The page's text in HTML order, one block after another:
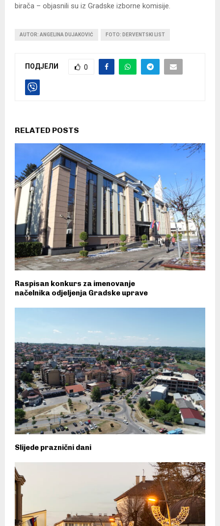
birača – objasnili su iz Gradske izborne komisije.
AUTOR: ANGELINA DUJAKOVIĆ FOTO: DERVENTSKI LIST
ПОДЈЕЛИ 0
RELATED POSTS
Raspisan konkurs za imenovanje
načelnika odjeljenja Gradske uprave
Slijede praznični dani